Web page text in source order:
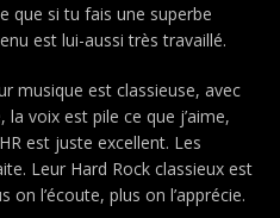
que si tu fais une superbe
est lui-aussi très travaillé.
musique est classieuse, avec
voix est pile ce que j’aime,
est juste excellent. Les
Leur Hard Rock classieux est
l’écoute, plus on l’apprécie.